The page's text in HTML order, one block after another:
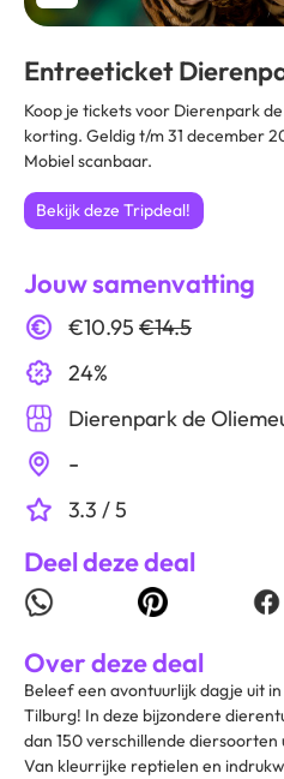
Entreeticket
Koop je tickets voor Dierenpark
korting. Geldig t/m 31 december
Mobiel scanbaar.
Bekijk deze Tripdeal!
Jouw samenvatting
€10.95 €14.5
24%
Dierenpark de
-
3.3 / 5
Deel deze deal
Over deze deal
Beleef een avontuurlijk dagje uit
Tilburg! In deze bijzondere
dan 150 verschillende
Van kleurrijke reptielen en